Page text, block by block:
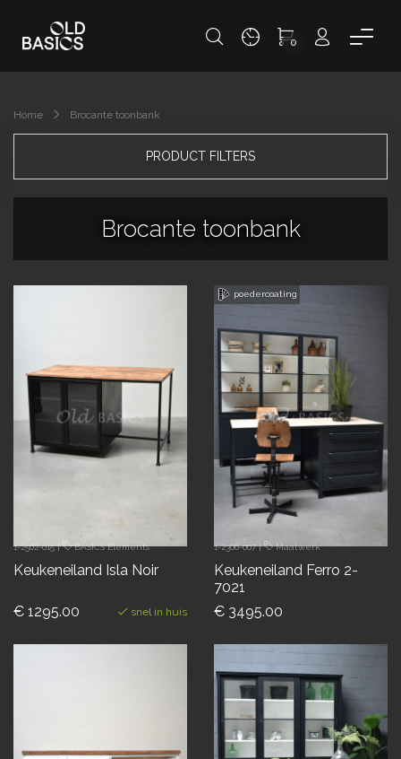
0
Home Brocante toonbank
PRODUCT FILTERS
Brocante toonbank
1-2502-015| BASICS Elements
Keukeneiland Isla Noir
€ 1295.00 snel in huis
poedercoating
1-2306-007| Maatwerk
Keukeneiland Ferro 2-
7021
€ 3495.00